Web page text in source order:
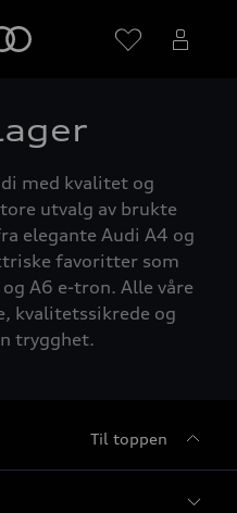
med kvalitet og
utvalg av brukte
elegante Audi A4 og
favoritter som
A6 e-tron. Alle våre
kvalitetssikrede og
trygghet.
Til toppen